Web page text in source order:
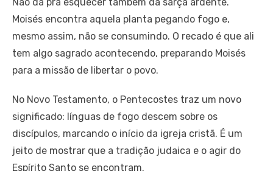
Moisés encontra aquela planta pegando fogo e,
mesmo assim, não se consumindo. O recado é que ali
tem algo sagrado acontecendo, preparando Moisés
para a missão de libertar o povo.
No Novo Testamento, o Pentecostes traz um novo
significado: línguas de fogo descem sobre os
discípulos, marcando o início da igreja cristã. É um
jeito de mostrar que a tradição judaica e o agir do
Espírito Santo se encontram.